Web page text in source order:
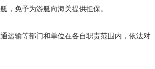
，免予为游艇向海关提供担保。
运输等部门和单位在各自职责范围内，依法对